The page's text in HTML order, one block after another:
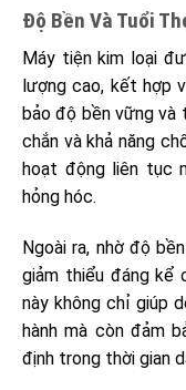
Độ Bền Và Tuổi
Máy tiện kim loại
lượng cao, kết hợp
bảo độ bền vững và
chắn và khả năng
hoạt động liên tục
hỏng hóc.
Ngoài ra, nhờ độ
giảm thiểu đáng kể
này không chỉ giúp
hành mà còn đảm
định trong thời gian